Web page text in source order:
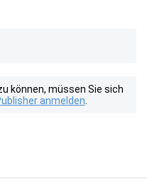
können, müssen Sie sich
anmelden